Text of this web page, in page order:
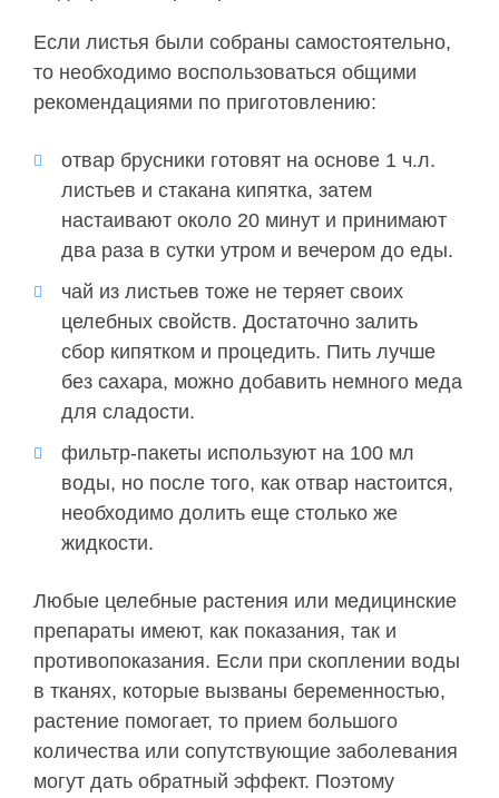
Если листья были собраны самостоятельно,
то необходимо воспользоваться общими
рекомендациями по приготовлению:
отвар брусники готовят на основе 1 ч.л.
листьев и стакана кипятка, затем
настаивают около 20 минут и принимают
два раза в сутки утром и вечером до еды.
чай из листьев тоже не теряет своих
целебных свойств. Достаточно залить
сбор кипятком и процедить. Пить лучше
без сахара, можно добавить немного меда
для сладости.
фильтр-пакеты используют на 100 мл
воды, но после того, как отвар настоится,
необходимо долить еще столько же
жидкости.
Любые целебные растения или медицинские
препараты имеют, как показания, так и
противопоказания. Если при скоплении воды
в тканях, которые вызваны беременностью,
растение помогает, то прием большого
количества или сопутствующие заболевания
могут дать обратный эффект. Поэтому